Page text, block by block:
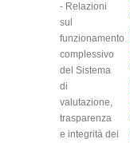
- Relazioni
sul
funzionamento
complessivo
del Sistema
di
valutazione,
trasparenza
e integrità dei